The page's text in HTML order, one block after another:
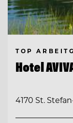
TOP
Hotel
4170 St.